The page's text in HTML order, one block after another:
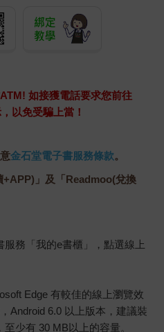
如接獲電話要求您前往
以免受騙上當！
金石堂電子書服務條款。
」及「Readmoo(兌換
務「我的e書櫃」，點選線上
Edge 有較佳的線上瀏覽效
Android 6.0 以上版本，建議裝
少有 30 MB以上的容量。